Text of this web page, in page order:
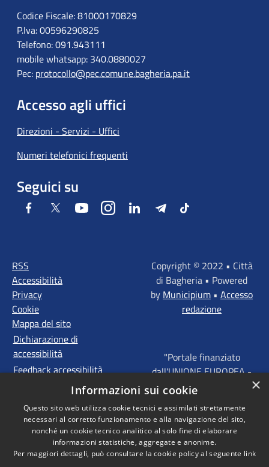
Codice Fiscale: 81000170829
P.Iva: 00596290825
Telefono: 091.943111
mobile whatsapp: 340.0880027
Pec: protocollo@pec.comune.bagheria.pa.it
Accesso agli uffici
Direzioni - Servizi - Uffici
Numeri telefonici frequenti
Seguici su
Facebook Twitter YoutubeInstagramLinkedIn TelegramTiktok
RSS
Accessibilità
Privacy
Cookie
Mappa del sito
Dichiarazione di
accessibilità
Feedback accessibilità
Copyright © 2022 • Città
di Bagheria • Powered
by Municipium • Accesso
redazione
"Portale finanziato
dall'UNIONE EUROPEA -
FONDI STRUTTURALI
EUROPEI - Programma
Operativo FESR Sicilia
2014 - 2020 Agenda
Urbana ITI "Palermo -
×
Informazioni sui cookie
Questo sito web utilizza cookie tecnici e assimilati strettamente
necessari al corretto funzionamento e alla navigazione del sito,
nonché un cookie tecnico analitico al solo fine di elaborare
informazioni statistiche, aggregate e anonime.
Per maggiori dettagli, può consultare la cookie policy al seguente link